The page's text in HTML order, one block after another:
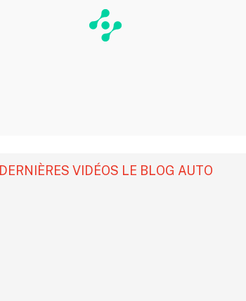
DERNIÈRES VIDÉOS LE BLOG AUTO